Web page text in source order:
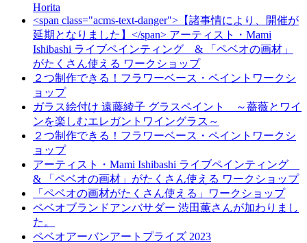
Horita
<span class="acms-text-danger">【諸事情により、開催が
延期となりました】</span> アーティスト・Mami
Ishibashi ライブペインティング & 「ペベオの画材」
がたくさん使える ワークショップ
２つ制作できる！フラワーベース・ペイントワークシ
ョップ
ガラス絵付け 遠藤綾子 グラスペイント ～薔薇とワイ
ンを楽しむエレガントワイングラス～
２つ制作できる！フラワーベース・ペイントワークシ
ョップ
アーティスト・Mami Ishibashi ライブペインティング
& 「ペベオの画材」がたくさん使える ワークショップ
「ペベオの画材がたくさん使える」ワークショップ
ペベオブランドアンバサダー 渋田薫さんが加わりまし
た。
ペベオアーバンアートプライズ 2023